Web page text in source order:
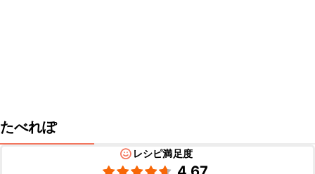
たべれぽ
レシピ満足度